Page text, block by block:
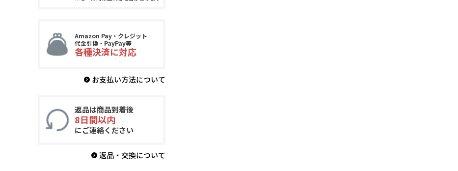
Amazon Pay・クレジット
代金引換・PayPay等
各種決済に対応
お支払い方法について
返品は商品到着後
8日間以内
にご連絡ください
返品・交換について